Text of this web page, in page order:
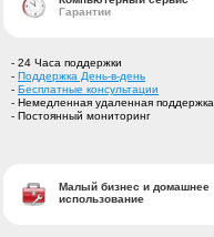
Гарантии
- 24 Часа поддержки
- Поддержка День-в-день
- Бесплатные консультации
- Немедленная удаленная поддержка
- Постоянный мониторинг
Малый бизнес и домашнее
использование